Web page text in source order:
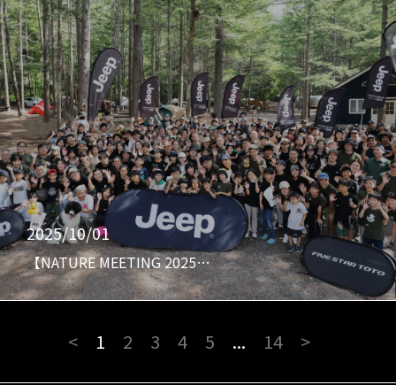
2025/10/01
【NATURE MEETING 2025…
< 1 2 3 4 5 ... 14 >